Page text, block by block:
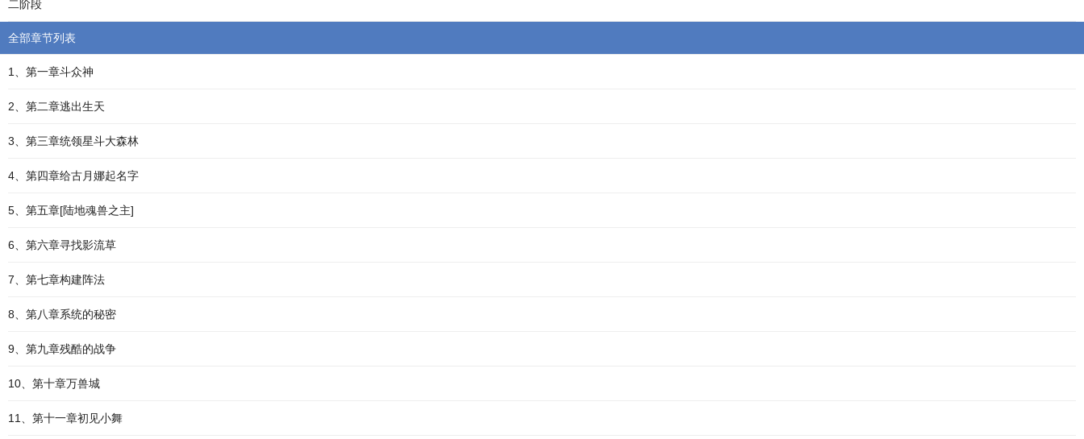
二阶段
全部章节列表
1、第一章斗众神
2、第二章逃出生天
3、第三章统领星斗大森林
4、第四章给古月娜起名字
5、第五章[陆地魂兽之主]
6、第六章寻找影流草
7、第七章构建阵法
8、第八章系统的秘密
9、第九章残酷的战争
10、第十章万兽城
11、第十一章初见小舞